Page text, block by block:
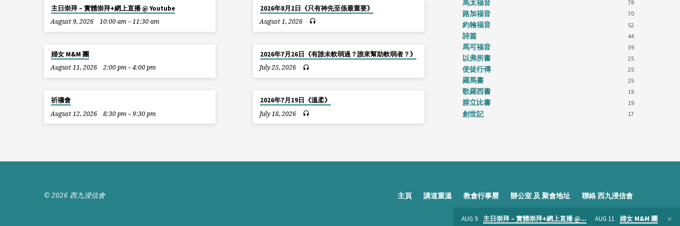
主日崇拜 – 實體崇拜+網上直播 @ Youtube
August 9, 2026
10:00 am – 11:30 am
婦女 M&M 團
August 11, 2026
2:00 pm – 4:00 pm
祈禱會
August 12, 2026
8:30 pm – 9:30 pm
2026年8月2日《只有神先至係最重要》
August 1, 2026
2026年7月26日《有誰未軟弱過？誰來幫助軟弱者？》
July 25, 2026
2026年7月19日《溫柔》
July 18, 2026
馬太福音 78
路加福音 70
約翰福音 52
詩篇 44
馬可福音 39
以弗所書 25
使徒行傳 25
羅馬書 25
歌羅西書 19
腓立比書 19
創世記 17
© 2026 西九浸信會 主頁 講道重溫 教會行事曆 辦公室 及 聚會地址 聯絡 西九浸信會
AUG 9 主日崇拜 – 實體崇拜+網上直播 @… AUG 11 婦女 M&M 團